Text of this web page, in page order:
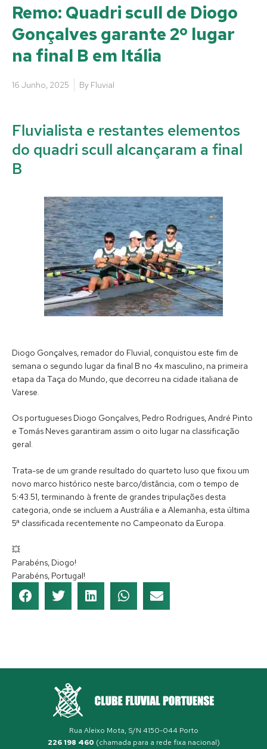
Remo: Quadri scull de Diogo
Gonçalves garante 2º lugar
na final B em Itália
16 Junho, 2025 By Fluvial
Fluvialista e restantes elementos
do quadri scull alcançaram a final
B
Diogo Gonçalves, remador do Fluvial, conquistou este fim de
semana o segundo lugar da final B no 4x masculino, na primeira
etapa da Taça do Mundo, que decorreu na cidade italiana de
Varese.
Os portugueses Diogo Gonçalves, Pedro Rodrigues, André Pinto
e Tomás Neves garantiram assim o oito lugar na classificação
geral.
Trata-se de um grande resultado do quarteto luso que fixou um
novo marco histórico neste barco/distância, com o tempo de
5:43.51, terminando à frente de grandes tripulações desta
categoria, onde se incluem a Austrália e a Alemanha, esta última
5ª classificada recentemente no Campeonato da Europa.
💥
Parabéns, Diogo!
Parabéns, Portugal!
Rua Aleixo Mota, S/N 4150-044 Porto
226 198 460 (chamada para a rede fixa nacional)